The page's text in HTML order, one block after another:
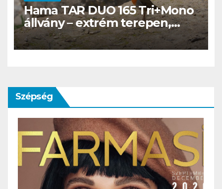
Hama TAR DUO 165 Tri+Mono
állvány – extrém terepen,
Cipruson próbálva
Szépség